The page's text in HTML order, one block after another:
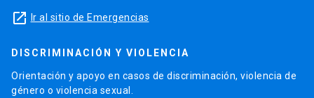
launch Ir al sitio de Emergencias
DISCRIMINACIÓN Y VIOLENCIA
Orientación y apoyo en casos de discriminación, violencia de
género o violencia sexual.